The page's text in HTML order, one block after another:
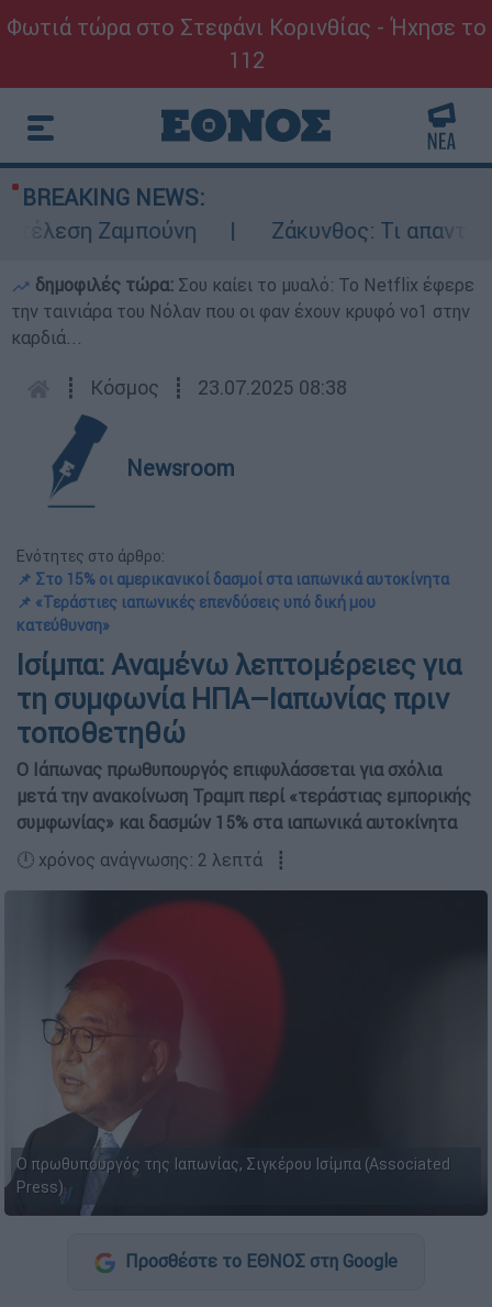
Φωτιά τώρα στο Στεφάνι Κορινθίας - Ήχησε το
112
BREAKING NEWS:
Ζαμπούνη
Ζάκυνθος: Τι απαντά η
δημοφιλές τώρα: Σου καίει το μυαλό: Το Netflix έφερε
την ταινιάρα του Νόλαν που οι φαν έχουν κρυφό νο1 στην
καρδιά...
┋ Κόσμος ┋ 23.07.2025 08:38
Newsroom
Ενότητες στο άρθρο:
📌 Στο 15% οι αμερικανικοί δασμοί στα ιαπωνικά αυτοκίνητα
📌 «Τεράστιες ιαπωνικές επενδύσεις υπό δική μου
κατεύθυνση»
Ισίμπα: Αναμένω λεπτομέρειες για
τη συμφωνία ΗΠΑ–Ιαπωνίας πριν
τοποθετηθώ
Ο Ιάπωνας πρωθυπουργός επιφυλάσσεται για σχόλια
μετά την ανακοίνωση Τραμπ περί «τεράστιας εμπορικής
συμφωνίας» και δασμών 15% στα ιαπωνικά αυτοκίνητα
🕛 χρόνος ανάγνωσης: 2 λεπτά ┋
Ο πρωθυπουργός της Ιαπωνίας, Σιγκέρου Ισίμπα (Associated
Press)
Προσθέστε το ΕΘΝΟΣ στη Google